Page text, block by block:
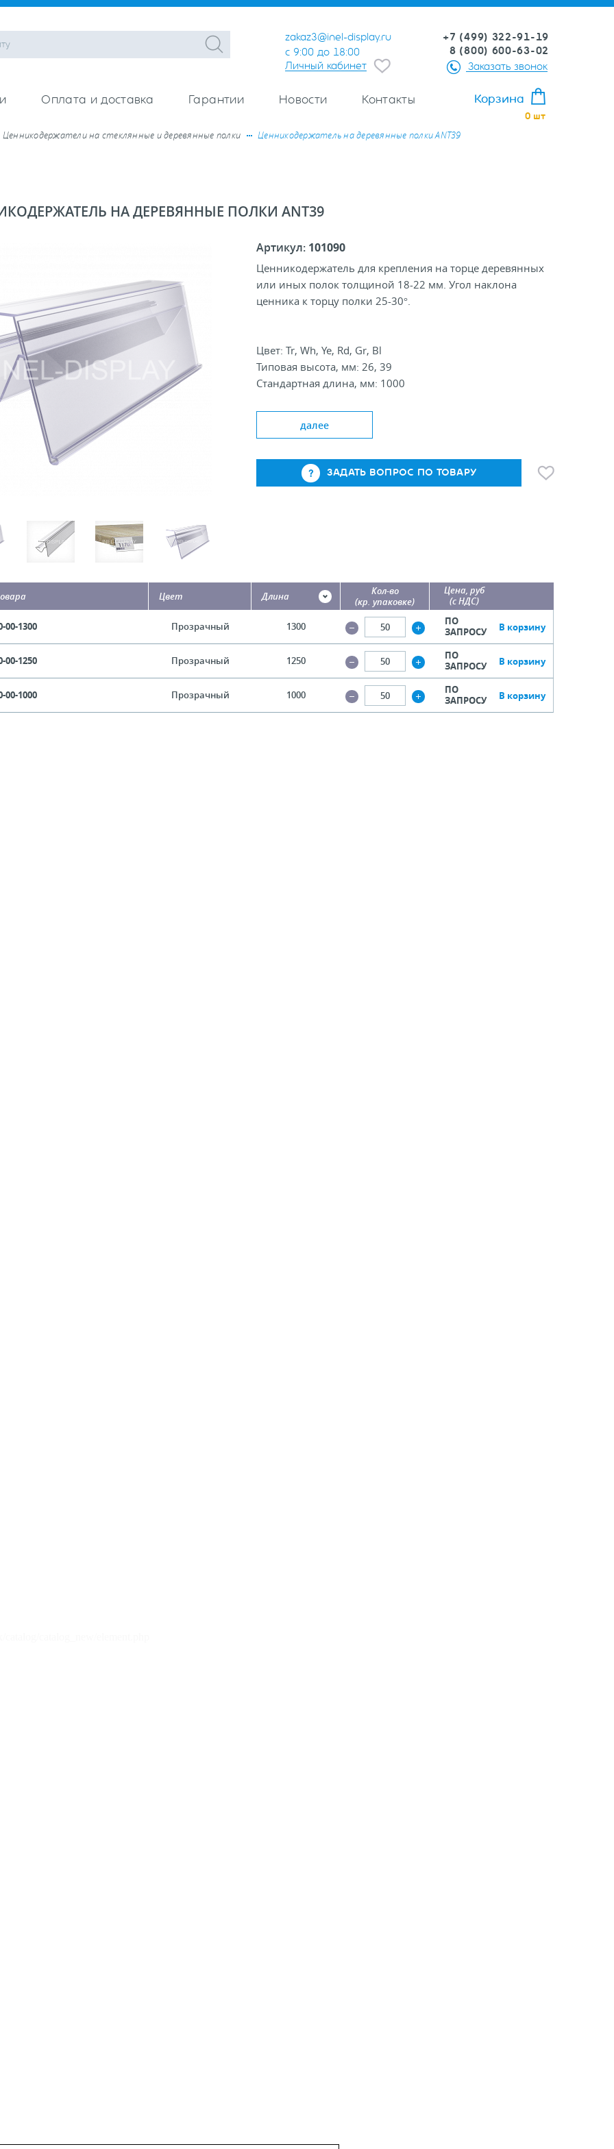
zakaz3@inel-display.ru
с 9:00 до 18:00
Личный кабинет
+7 (499) 322-91-19
8 (800) 600-63-02
Заказать звонок
Оплата и доставка Гарантии Новости Контакты Корзина
0 шт
Ценникодержатели на стеклянные и деревянные полки Ценникодержатель на деревянные полки ANT39
НА ДЕРЕВЯННЫЕ ПОЛКИ ANT39
Артикул: 101090
Ценникодержатель для крепления на торце деревянных
или иных полок толщиной 18-22 мм. Угол наклона
ценника к торцу полки 25-30°.
Цвет: Tr, Wh, Ye, Rd, Gr, Bl
Типовая высота, мм: 26, 39
Стандартная длина, мм: 1000
далее
ЗАДАТЬ ВОПРОС ПО ТОВАРУ
Цвет Длина
Кол-во
(кр. упаковке)
Цена, руб
(с НДС)
00-1300 Прозрачный 1300
ПО
ЗАПРОСУ
В корзину
00-1250 Прозрачный 1250
ПО
ЗАПРОСУ
В корзину
00-1000 Прозрачный 1000
ПО
ЗАПРОСУ
В корзину